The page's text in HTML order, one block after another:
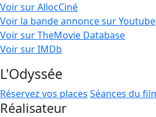
Voir sur AllocCiné
Voir la bande annonce sur Youtube
Voir sur TheMovie Database
Voir sur IMDb
L'Odyssée
Réservez vos places Séances du
Réalisateur